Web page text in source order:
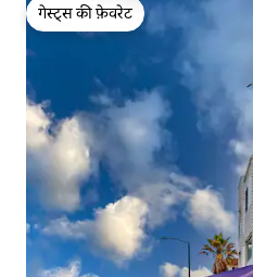
गेस्ट्स की फ़ेवरेट
गेस्ट्स की फ़ेवरेट